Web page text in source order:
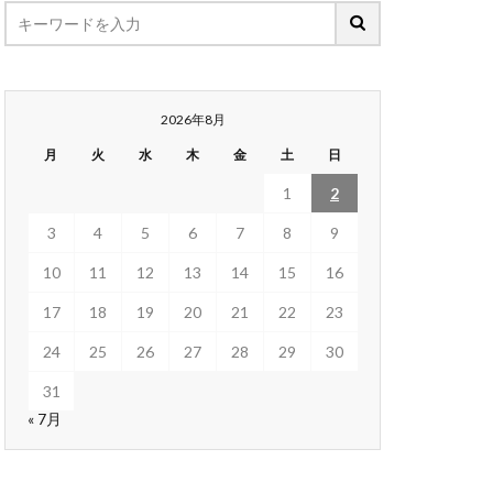
2026年8月
月 火 水 木 金 土 日
1 2
3 4 5 6 7 8 9
10 11 12 13 14 15 16
17 18 19 20 21 22 23
24 25 26 27 28 29 30
31
« 7月